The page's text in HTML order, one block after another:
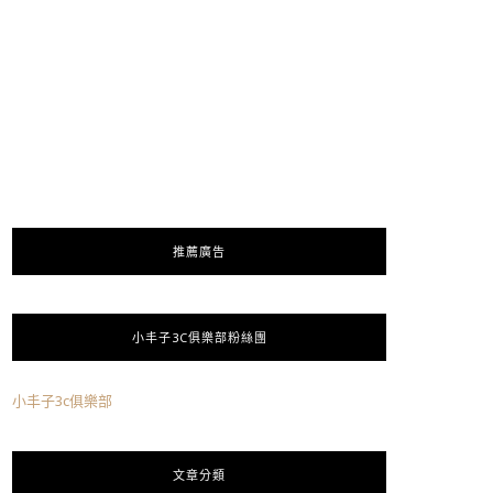
推薦廣告
小丰子3C俱樂部粉絲團
小丰子3c俱樂部
文章分類